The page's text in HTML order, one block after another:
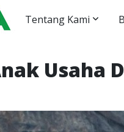
Tentang Kami
Usaha